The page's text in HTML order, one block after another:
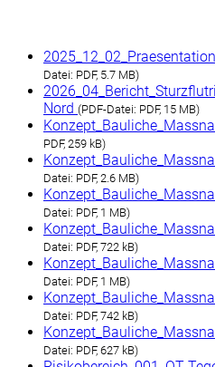
Datei: PDF, 5.7 MB)
Nord (PDF-Datei: PDF, 15 MB)
PDF, 259 kB)
Datei: PDF, 2.6 MB)
Datei: PDF, 1 MB)
Datei: PDF, 722 kB)
Datei: PDF, 1 MB)
Datei: PDF, 742 kB)
Datei: PDF, 627 kB)